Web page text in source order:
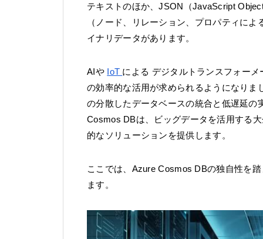
テキストのほか、JSON（JavaScript
（ノード、リレーション、プロパティに
イナリデータがあります。
AIや IoT による デジタルトランスフォー
の効率的な活用が求められるようになり
の分散したデータベースの統合と低遅延
Cosmos DBは、ビッグデータを活用する
的なソリューションを提供します。
ここでは、Azure Cosmos DBの独自性を
ます。